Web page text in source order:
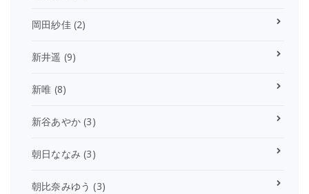
岡田紗佳(2)
新井遥 (9)
新唯 (8)
新谷あやか (3)
朝日ななみ (3)
朝比奈みゆう (3)